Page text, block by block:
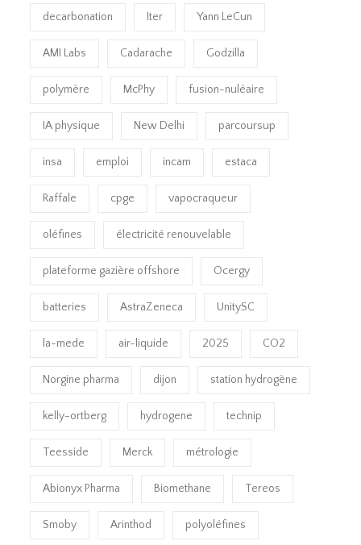
decarbonation Iter Yann LeCun
AMI Labs Cadarache Godzilla
polymère McPhy fusion-nuléaire
IA physique New Delhi parcoursup
insa emploi incam estaca
Raffale cpge vapocraqueur
oléfines électricité renouvelable
plateforme gazière offshore Ocergy
batteries AstraZeneca UnitySC
la-mede air-liquide 2025 CO2
Norgine pharma dijon station hydrogène
kelly-ortberg hydrogene technip
Teesside Merck métrologie
Abionyx Pharma Biomethane Tereos
Smoby Arinthod polyoléfines